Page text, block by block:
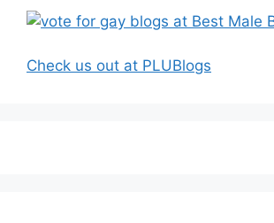
Check us out at PLUBlogs